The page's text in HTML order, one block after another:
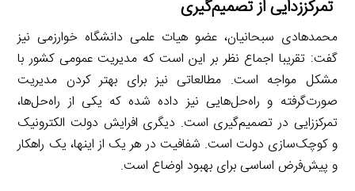
تمرکززدایی از تصمیم‌گیری
محمد‌هادی سبحانیان، عضو هیات علمی دانشگاه خوارزمی نیز
گفت: تقریبا اجماع نظر بر این است که مدیریت عمومی کشور با
مشکل مواجه است. مطالعاتی نیز برای بهتر کردن مدیریت
صورت‌گرفته و راه‌حل‌هایی نیز داده شده که یکی از راه‌حل‌ها،
تمرکززایی در تصمیم‌گیری است. دیگری افرایش دولت الکترونیک
و کوچک‌سازی دولت است. شفافیت در هر یک از اینها، یک راهکار
و پیش‌فرض اساسی برای بهبود اوضاع است.